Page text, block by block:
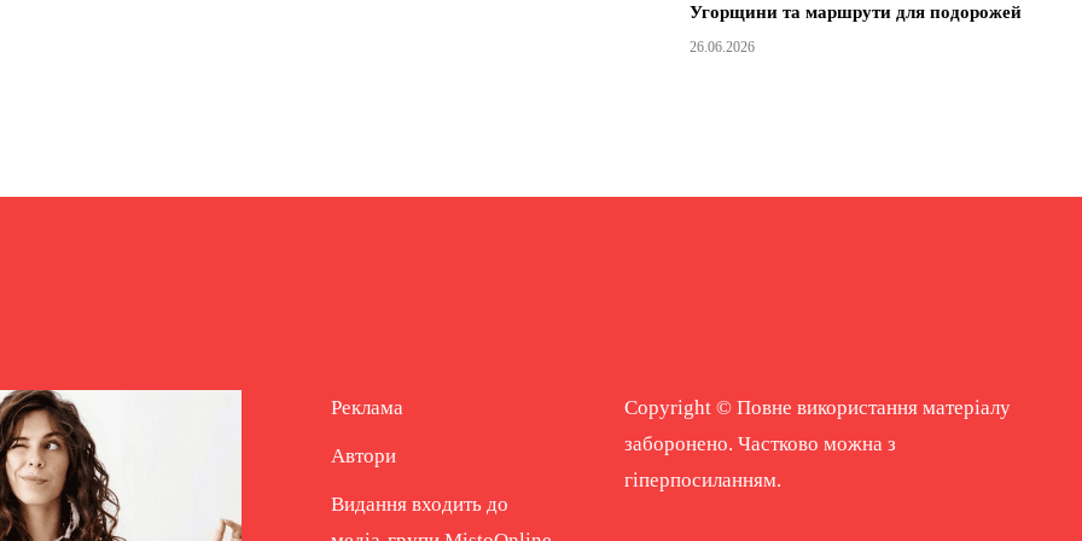
Угорщини та маршрути для подорожей
26.06.2026
Реклама
Автори
Видання входить до
Copyright © Повне використання матеріалу
заборонено. Частково можна з
гіперпосиланням.